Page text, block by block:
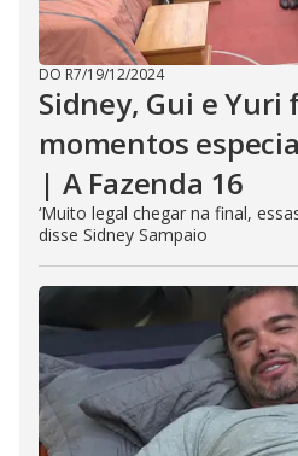
DO R7/19/12/2024
Sidney, Gui e Yuri
momentos
| A Fazenda 16
‘Muito legal chegar na final,
disse Sidney Sampaio